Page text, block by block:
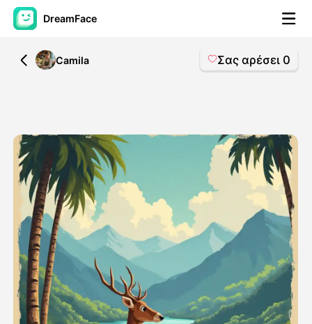
DreamFace
Εργαλεία AI
Βίντεο
Φωτογραφία ▼
Άλλα Μέσα ▼
Δείτε όλα τα εργαλεία
Πρότυπα
All
Camila Σας αρέσει 0